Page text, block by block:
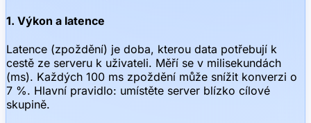
1. Výkon a latence
Latence (zpoždění) je doba, kterou data potřebují k
cestě ze serveru k uživateli. Měří se v milisekundách
(ms). Každých 100 ms zpoždění může snížit konverzi o
7 %. Hlavní pravidlo: umístěte server blízko cílové
skupině.